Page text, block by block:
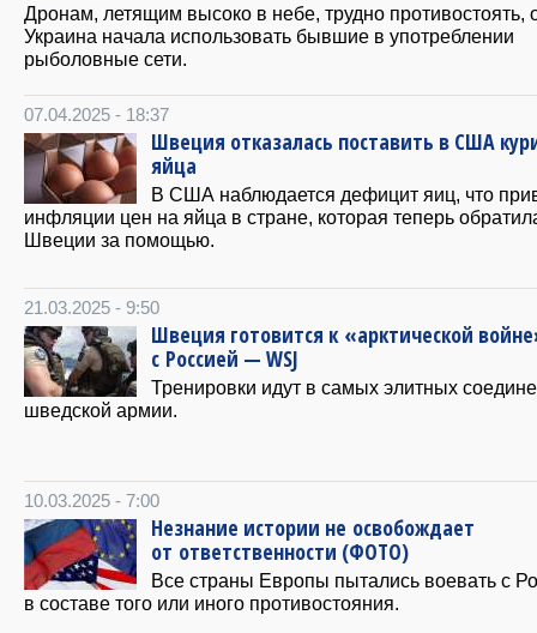
Дронам, летящим высоко в небе, трудно противостоять,
Украина начала использовать бывшие в употреблении
рыболовные сети.
07.04.2025 - 18:37
Швеция отказалась поставить в США
яйца
В США наблюдается дефицит яиц, что
инфляции цен на яйца в стране, которая теперь
Швеции за помощью.
21.03.2025 - 9:50
Швеция готовится к «арктической
с Россией — WSJ
Тренировки идут в самых элитных
шведской армии.
10.03.2025 - 7:00
Незнание истории не освобождает
от ответственности (ФОТО)
Все страны Европы пытались воевать с
в составе того или иного противостояния.